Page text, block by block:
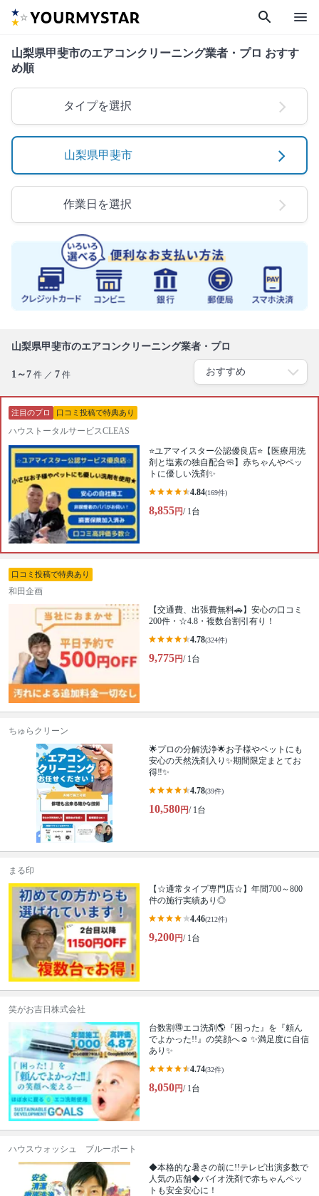
search menu
山梨県甲斐市のエアコンクリーニング業者・プロ おすす
め順
タイプを選択
山梨県甲斐市
作業日を選択
山梨県甲斐市のエアコンクリーニング業者・プロ
1～7 件 ／ 7 件
注目のプロ 口コミ投稿で特典あり
ハウストータルサービスCLEAS
⭐️ユアマイスター公認優良店⭐️【医療用洗
剤と塩素の独自配合🧼】赤ちゃんやペッ
トに優しい洗剤✨
4.84(169件)
8,855円/ 1台
口コミ投稿で特典あり
和田企画
【交通費、出張費無料🚗】安心の口コミ
200件・☆4.8・複数台割引有り！
4.78(324件)
9,775円/ 1台
ちゅらクリーン
🌟プロの分解洗浄🌟お子様やペットにも
安心の天然洗剤入り✨期間限定まとてお
得‼️✨
4.78(39件)
10,580円/ 1台
まる印
【☆通常タイプ専門店☆】年間700～800
件の施行実績あり◎
4.46(212件)
9,200円/ 1台
笑がお吉日株式会社
台数割🉐エコ洗剤🌎『困った』を『頼ん
でよかった!!』の笑顔へ☺︎ ✨満足度に自信
あり✨
4.74(32件)
8,050円/ 1台
ハウスウォッシュ ブルーポート
◆本格的な暑さの前に!!テレビ出演多数で
人気の店舗◆バイオ洗剤で赤ちゃんペッ
トも安全安心に！